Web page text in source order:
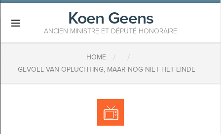
Koen Geens
ANCIEN MINISTRE ET DÉPUTÉ HONORAIRE
HOME / /
GEVOEL VAN OPLUCHTING, MAAR NOG NIET HET EINDE